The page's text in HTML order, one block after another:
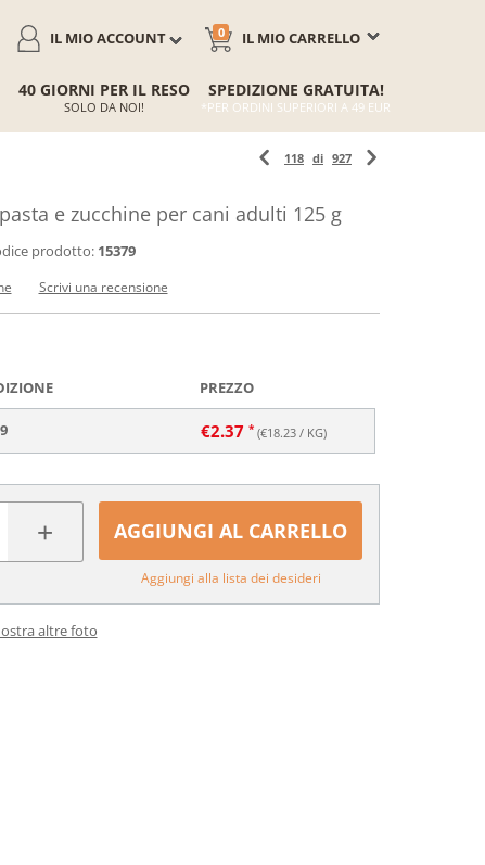
IL MIO CARRELLO
0
IL MIO ACCOUNT
40 GIORNI PER IL RESO
SOLO DA NOI!
SPEDIZIONE GRATUITA!
*PER ORDINI SUPERIORI A 49 EUR
118 di 927
e zucchine per cani adulti 125 g
prodotto: 15379
Scrivi una recensione
PREZZO
€2.37 (€18.23/ KG)
+ AGGIUNGI AL CARRELLO
Aggiungi alla lista dei desideri
altre foto